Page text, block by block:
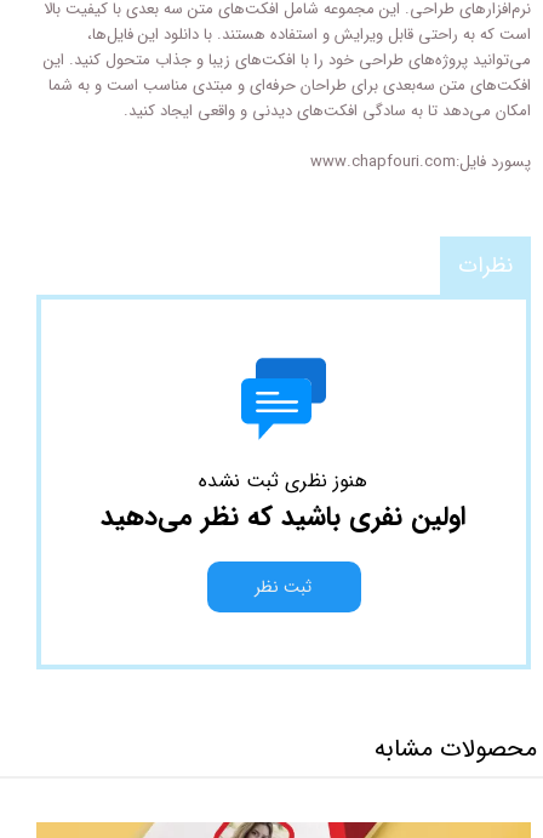
نرم‌افزارهای طراحی. این مجموعه شامل افکت‌های متن سه‌ بعدی با کیفیت بالا
است که به راحتی قابل ویرایش و استفاده هستند. با دانلود این فایل‌ها،
می‌توانید پروژه‌های طراحی خود را با افکت‌های زیبا و جذاب متحول کنید. این
افکت‌های متن سه‌بعدی برای طراحان حرفه‌ای و مبتدی مناسب است و به شما
امکان می‌دهد تا به سادگی افکت‌های دیدنی و واقعی ایجاد کنید.
پسورد فایل:www.chapfouri.com
نظرات
هنوز نظری ثبت نشده
اولین نفری باشید که نظر می‌دهید
ثبت نظر
محصولات مشابه